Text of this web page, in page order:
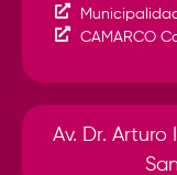
CAMARCO
Av. Dr.